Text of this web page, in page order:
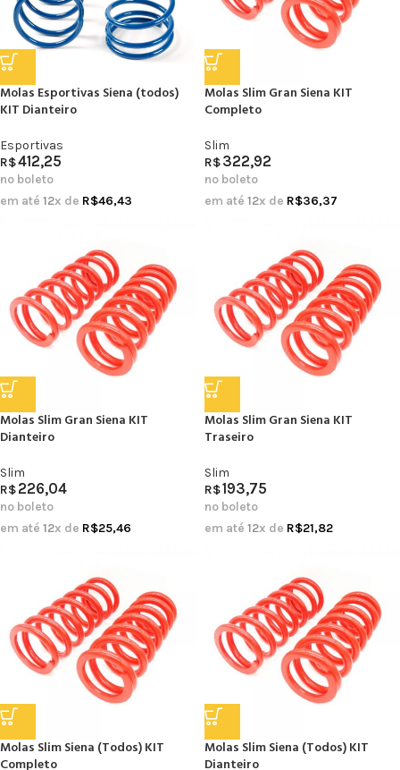
Molas Esportivas Siena (todos)
KIT Dianteiro
Esportivas
R$412,25
no boleto
em até 12x de R$46,43
Molas Slim Gran Siena KIT
Completo
Slim
R$322,92
no boleto
em até 12x de R$36,37
Molas Slim Gran Siena KIT
Dianteiro
Slim
R$226,04
no boleto
em até 12x de R$25,46
Molas Slim Gran Siena KIT
Traseiro
Slim
R$193,75
no boleto
em até 12x de R$21,82
Molas Slim Siena (Todos) KIT
Completo
Molas Slim Siena (Todos) KIT
Dianteiro